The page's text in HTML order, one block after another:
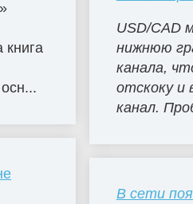
USD/CAD
нижнюю
канала,
отскоку и
канал.
В сети